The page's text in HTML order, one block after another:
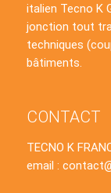
italien Tecno K
jonction tout
techniques
bâtiments.
CONTACT
TECNO K
email :